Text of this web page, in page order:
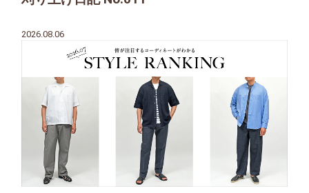
2026.08.06